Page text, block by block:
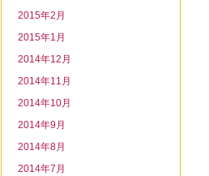
2015年2月
2015年1月
2014年12月
2014年11月
2014年10月
2014年9月
2014年8月
2014年7月